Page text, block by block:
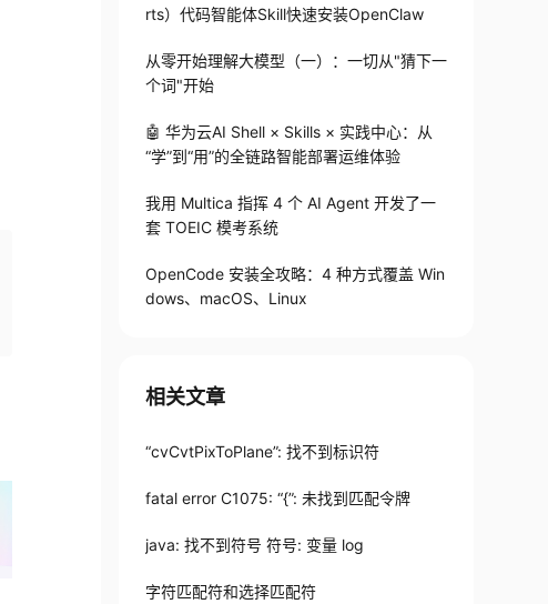
rts）代码智能体Skill快速安装OpenClaw
从零开始理解大模型（一）：一切从"猜下一
个词"开始
🤖 华为云AI Shell × Skills × 实践中心：从
“学”到“用”的全链路智能部署运维体验
我用 Multica 指挥 4 个 AI Agent 开发了一
套 TOEIC 模考系统
OpenCode 安装全攻略：4 种方式覆盖 Win
dows、macOS、Linux
相关文章
“cvCvtPixToPlane”: 找不到标识符
fatal error C1075: “{”: 未找到匹配令牌
java: 找不到符号 符号: 变量 log
字符匹配符和选择匹配符